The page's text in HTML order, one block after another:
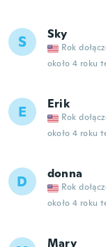
S Sky
Rok
około 4 roku
E Erik
Rok
około 4 roku
D donna
Rok
około 4 roku
Mary